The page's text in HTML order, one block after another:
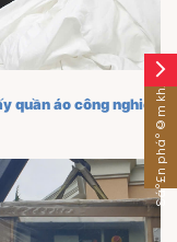
quần áo công nghiệp
arrow_forward_ios
Sáº£n pháº©m khÃ¡c